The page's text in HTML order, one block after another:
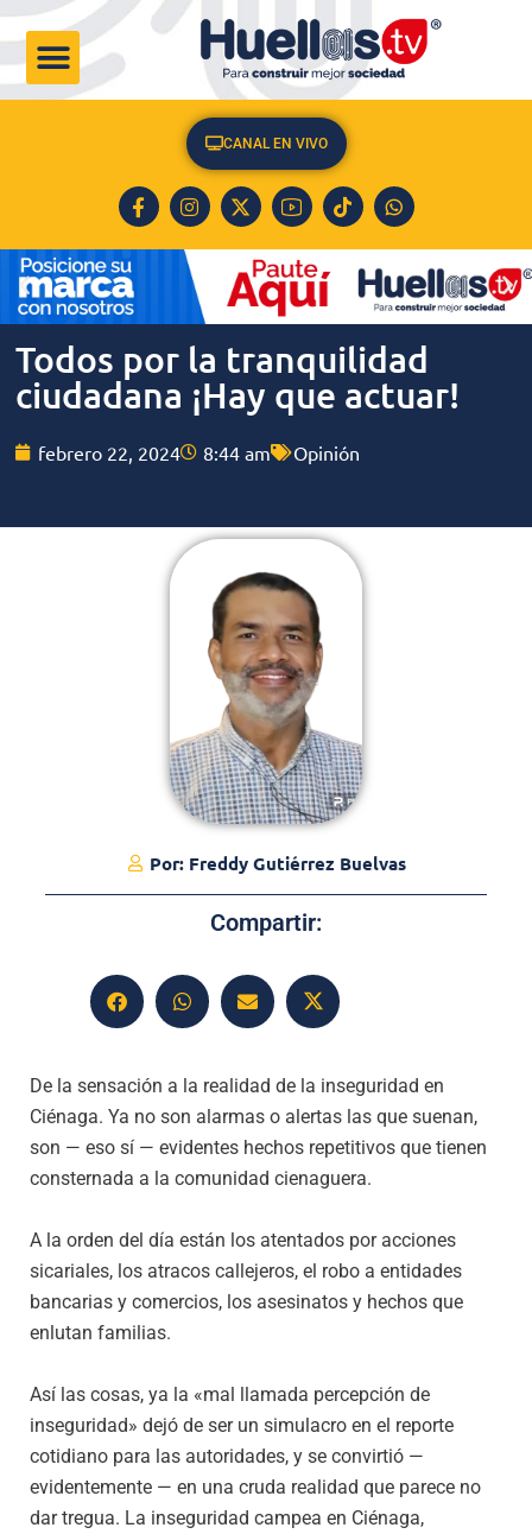
CANAL EN VIVO
Todos por la tranquilidad
ciudadana ¡Hay que actuar!
febrero 22, 2024 8:44 am Opinión
Por:Freddy Gutiérrez Buelvas
Compartir:
De la sensación a la realidad de la inseguridad en
Ciénaga. Ya no son alarmas o alertas las que suenan,
son — eso sí — evidentes hechos repetitivos que tienen
consternada a la comunidad cienaguera.
A la orden del día están los atentados por acciones
sicariales, los atracos callejeros, el robo a entidades
bancarias y comercios, los asesinatos y hechos que
enlutan familias.
Así las cosas, ya la «mal llamada percepción de
inseguridad» dejó de ser un simulacro en el reporte
cotidiano para las autoridades, y se convirtió —
evidentemente — en una cruda realidad que parece no
dar tregua. La inseguridad campea en Ciénaga,